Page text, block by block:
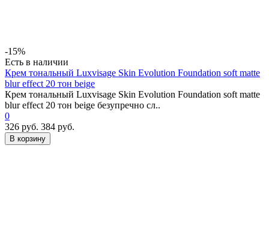
-15%
Есть в наличии
Крем тональный Luxvisage Skin Evolution Foundation soft matte
blur effect 20 тон beige
Крем тональный Luxvisage Skin Evolution Foundation soft matte
blur effect 20 тон beige безупречно сл..
0
326 руб. 384 руб.
В корзину